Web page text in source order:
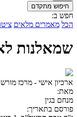
חיפוש מתקדם
חפש ב:
הכל מאמרים מלאים
שמאלנות
ארכיון אישי - מרכז
מאת:
מנחם בגין
פורסם בתאריך: